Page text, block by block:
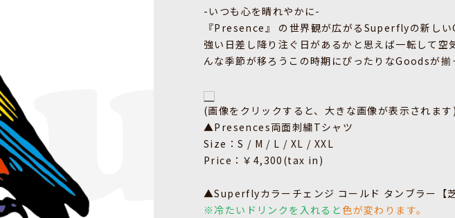
-いつも心を晴れやかに-
『Presence』 の世界観が広がるSuperflyの新しい
強い日差し降り注ぐ日があるかと思えば一転して
んな季節が移ろうこの時期にぴったりなGoodsが揃
(画像をクリックすると、大きな画像が表示されます)
▲Presences両面刺繍Tシャツ
Size：S / M / L / XL / XXL
Price：￥4,300(tax in)
▲Superflyカラーチェンジ コールド タンブラー【芝
※冷たいドリンクを入れると 色が変わります。